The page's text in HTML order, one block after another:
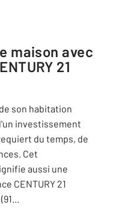
maison avec
21
son habitation
investissement
du temps, de
Cet
aussi une
CENTURY 21
...